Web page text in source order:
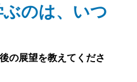
のは、いつ
の展望を教えてくださ